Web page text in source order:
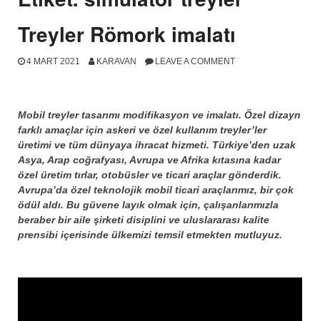
Treyler Römork imalatı
4 MART 2021 KARAVAN LEAVE A COMMENT
Mobil treyler tasarımı modifikasyon ve imalatı. Özel dizayn
farklı amaçlar için askeri ve özel kullanım treyler’ler
üretimi ve tüm dünyaya ihracat hizmeti. Türkiye’den uzak
Asya, Arap coğrafyası, Avrupa ve Afrika kıtasına kadar
özel üretim tırlar, otobüsler ve ticari araçlar gönderdik.
Avrupa’da özel teknolojik mobil ticari araçlarımız, bir çok
ödül aldı. Bu güvene layık olmak için, çalışanlarımızla
beraber bir aile şirketi disiplini ve uluslararası kalite
prensibi içerisinde ülkemizi temsil etmekten mutluyuz.